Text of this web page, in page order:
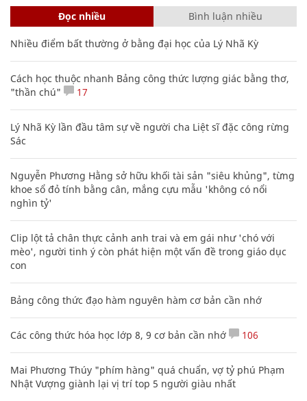
Đọc nhiều Bình luận nhiều
Nhiều điểm bất thường ở bằng đại học của Lý Nhã Kỳ
Cách học thuộc nhanh Bảng công thức lượng giác bằng thơ,
"thần chú"
17
Lý Nhã Kỳ lần đầu tâm sự về người cha Liệt sĩ đặc công rừng
Sác
Nguyễn Phương Hằng sở hữu khối tài sản "siêu khủng", từng
khoe sổ đỏ tính bằng cân, mắng cựu mẫu 'không có nổi
nghìn tỷ'
Clip lột tả chân thực cảnh anh trai và em gái như 'chó với
mèo', người tinh ý còn phát hiện một vấn đề trong giáo dục
con
Bảng công thức đạo hàm nguyên hàm cơ bản cần nhớ
Các công thức hóa học lớp 8, 9 cơ bản cần nhớ 106
Mai Phương Thúy "phím hàng" quá chuẩn, vợ tỷ phú Phạm
Nhật Vượng giành lại vị trí top 5 người giàu nhất